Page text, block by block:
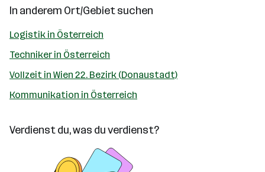
In anderem Ort/Gebiet suchen
Logistik in Österreich
Techniker in Österreich
Vollzeit in Wien 22. Bezirk (Donaustadt)
Kommunikation in Österreich
Verdienst du, was du verdienst?